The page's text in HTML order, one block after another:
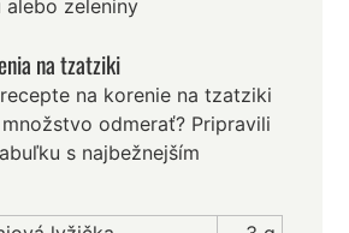
zeleniny
na tzatziki
na korenie na tzatziki
odmerať? Pripravili
s najbežnejším